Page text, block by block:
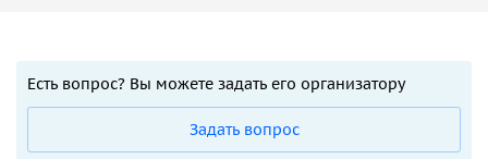
Есть вопрос? Вы можете задать его организатору
Задать вопрос